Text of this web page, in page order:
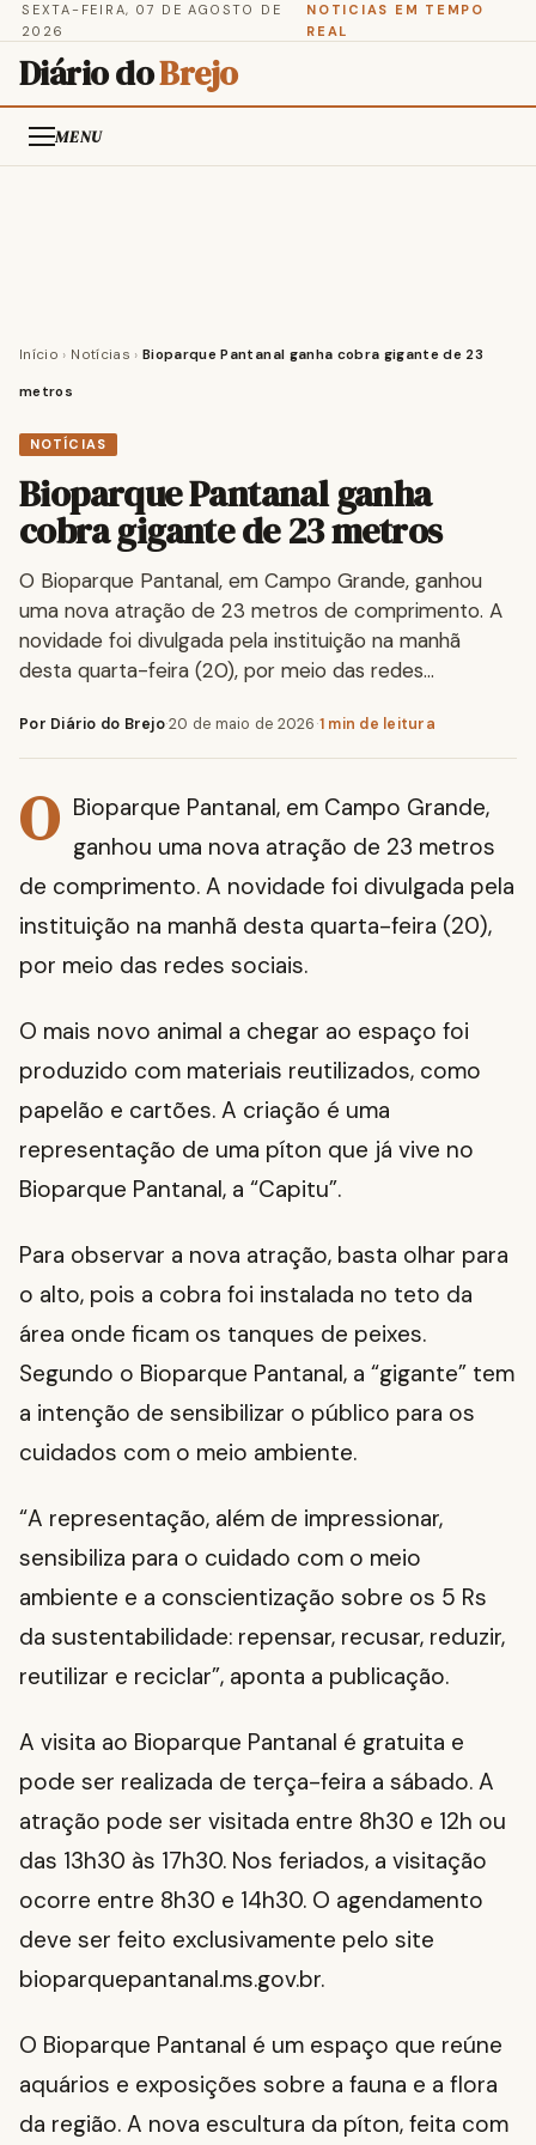
SEXTA-FEIRA, 07 DE AGOSTO DE
2026
NOTICIAS EM TEMPO
REAL
Diário doBrejo
MENU
Início › Notícias › Bioparque Pantanal ganha cobra gigante de 23
metros
NOTÍCIAS
Bioparque Pantanal ganha
cobra gigante de 23 metros
O Bioparque Pantanal, em Campo Grande, ganhou
uma nova atração de 23 metros de comprimento. A
novidade foi divulgada pela instituição na manhã
desta quarta-feira (20), por meio das redes…
Por Diário do Brejo·20 de maio de 2026·1 min de leitura
O Bioparque Pantanal, em Campo Grande,
ganhou uma nova atração de 23 metros
de comprimento. A novidade foi divulgada pela
instituição na manhã desta quarta-feira (20),
por meio das redes sociais.
O mais novo animal a chegar ao espaço foi
produzido com materiais reutilizados, como
papelão e cartões. A criação é uma
representação de uma píton que já vive no
Bioparque Pantanal, a “Capitu”.
Para observar a nova atração, basta olhar para
o alto, pois a cobra foi instalada no teto da
área onde ficam os tanques de peixes.
Segundo o Bioparque Pantanal, a “gigante” tem
a intenção de sensibilizar o público para os
cuidados com o meio ambiente.
“A representação, além de impressionar,
sensibiliza para o cuidado com o meio
ambiente e a conscientização sobre os 5 Rs
da sustentabilidade: repensar, recusar, reduzir,
reutilizar e reciclar”, aponta a publicação.
A visita ao Bioparque Pantanal é gratuita e
pode ser realizada de terça-feira a sábado. A
atração pode ser visitada entre 8h30 e 12h ou
das 13h30 às 17h30. Nos feriados, a visitação
ocorre entre 8h30 e 14h30. O agendamento
deve ser feito exclusivamente pelo site
bioparquepantanal.ms.gov.br.
O Bioparque Pantanal é um espaço que reúne
aquários e exposições sobre a fauna e a flora
da região. A nova escultura da píton, feita com